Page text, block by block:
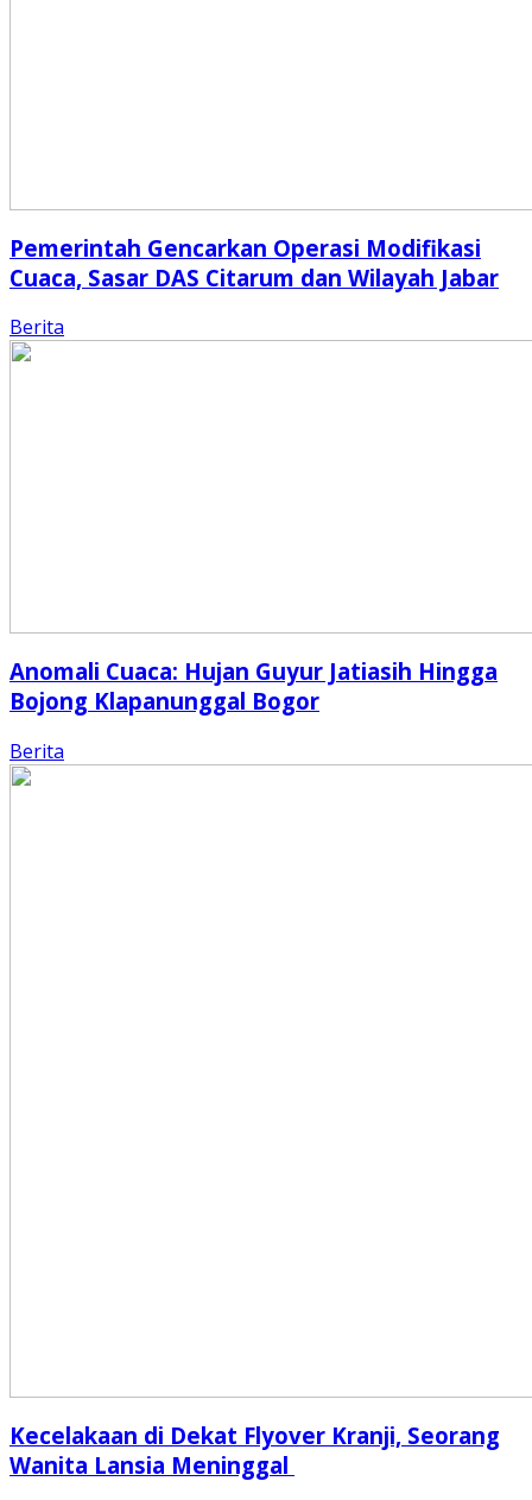
Pemerintah Gencarkan Operasi Modifikasi
Cuaca, Sasar DAS Citarum dan Wilayah Jabar
Berita
Anomali Cuaca: Hujan Guyur Jatiasih Hingga
Bojong Klapanunggal Bogor
Berita
Kecelakaan di Dekat Flyover Kranji, Seorang
Wanita Lansia Meninggal